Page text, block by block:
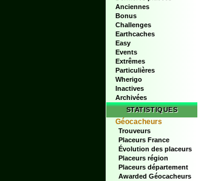
Anciennes
Bonus
Challenges
Earthcaches
Easy
Events
Extrêmes
Particulières
Wherigo
Inactives
Archivées
STATISTIQUES
Géocacheurs
Trouveurs
Placeurs France
Évolution des placeurs
Placeurs région
Placeurs département
Awarded Géocacheurs